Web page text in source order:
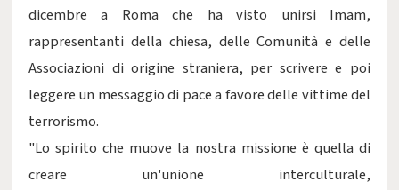
dicembre a Roma che ha visto unirsi Imam,
rappresentanti della chiesa, delle Comunità e delle
Associazioni di origine straniera, per scrivere e poi
leggere un messaggio di pace a favore delle vittime del
terrorismo.
"Lo spirito che muove la nostra missione è quella di
creare un'unione interculturale,